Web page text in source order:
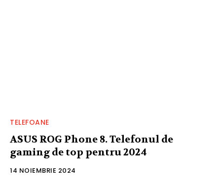
TELEFOANE
ASUS ROG Phone 8. Telefonul de
gaming de top pentru 2024
14 NOIEMBRIE 2024